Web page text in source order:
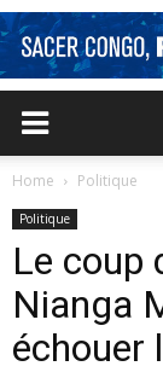
Home Politique
Politique
Le coup
Nianga
échouer